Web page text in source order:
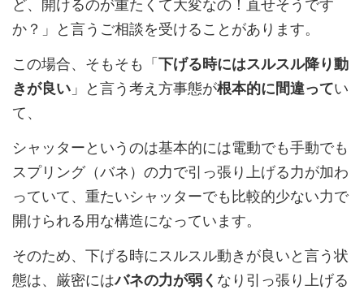
ど、開けるのが重たくて大変なの！直せそうです
か？」と言うご相談を受けることがあります。
この場合、そもそも「下げる時にはスルスル降り動
きが良い 」と言う考え方事態が根本的に間違ってい
て、
シャッターというのは基本的には電動でも手動でも
スプリング（バネ）の力で引っ張り上げる力が加わ
っていて、重たいシャッターでも比較的少ない力で
開けられる用な構造になっています。
そのため、下げる時にスルスル動きが良いと言う状
態は、厳密にはバネの力が弱く なり引っ張り上げる